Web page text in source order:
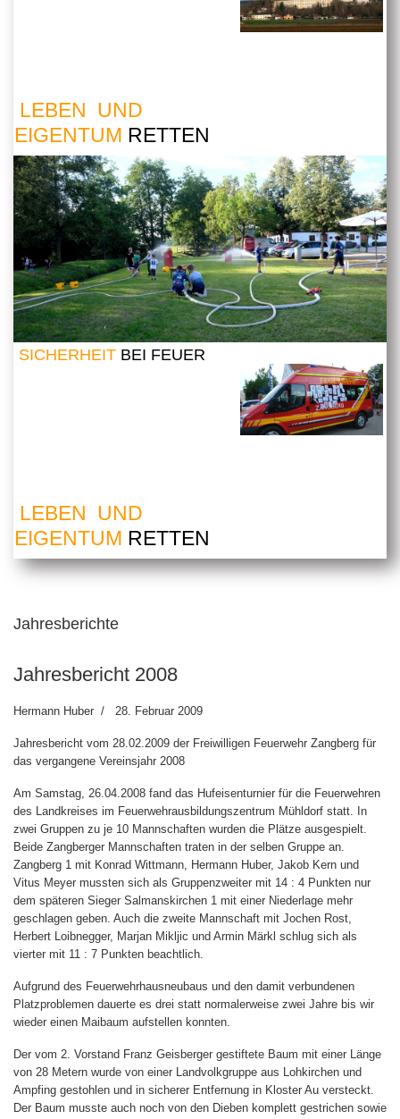
LEBEN UND
EIGENTUM RETTEN
SICHERHEIT BEI FEUER
LEBEN UND
EIGENTUM RETTEN
Jahresberichte
Jahresbericht 2008
Hermann Huber 28. Februar 2009
Jahresbericht vom 28.02.2009 der Freiwilligen Feuerwehr Zangberg für
das vergangene Vereinsjahr 2008
Am Samstag, 26.04.2008 fand das Hufeisenturnier für die Feuerwehren
des Landkreises im Feuerwehrausbildungszentrum Mühldorf statt. In
zwei Gruppen zu je 10 Mannschaften wurden die Plätze ausgespielt.
Beide Zangberger Mannschaften traten in der selben Gruppe an.
Zangberg 1 mit Konrad Wittmann, Hermann Huber, Jakob Kern und
Vitus Meyer mussten sich als Gruppenzweiter mit 14 : 4 Punkten nur
dem späteren Sieger Salmanskirchen 1 mit einer Niederlage mehr
geschlagen geben. Auch die zweite Mannschaft mit Jochen Rost,
Herbert Loibnegger, Marjan Mikljic und Armin Märkl schlug sich als
vierter mit 11 : 7 Punkten beachtlich.
Aufgrund des Feuerwehrhausneubaus und den damit verbundenen
Platzproblemen dauerte es drei statt normalerweise zwei Jahre bis wir
wieder einen Maibaum aufstellen konnten.
Der vom 2. Vorstand Franz Geisberger gestiftete Baum mit einer Länge
von 28 Metern wurde von einer Landvolkgruppe aus Lohkirchen und
Ampfing gestohlen und in sicherer Entfernung in Kloster Au versteckt.
Der Baum musste auch noch von den Dieben komplett gestrichen sowie